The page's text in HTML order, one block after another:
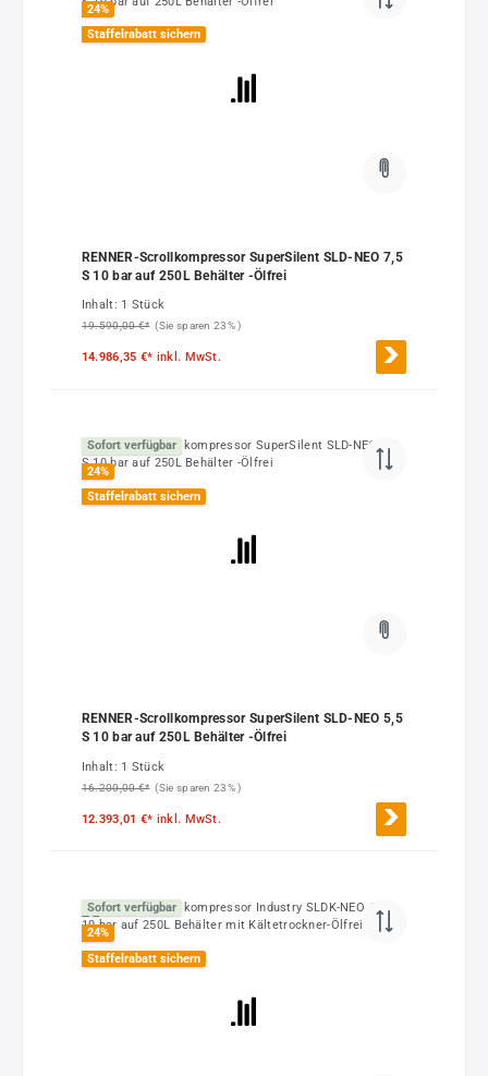
24%
Staffelrabatt sichern
RENNER-Scrollkompressor SuperSilent SLD-NEO 7,5
S 10 bar auf 250L Behälter -Ölfrei
Inhalt: 1 Stück
19.590,00 €* (Sie sparen 23% )
14.986,35 €* inkl. MwSt.
Sofort verfügbar
24%
Staffelrabatt sichern
RENNER-Scrollkompressor SuperSilent SLD-NEO 5,5
S 10 bar auf 250L Behälter -Ölfrei
Inhalt: 1 Stück
16.200,00 €* (Sie sparen 23% )
12.393,01 €* inkl. MwSt.
Sofort verfügbar
24%
Staffelrabatt sichern